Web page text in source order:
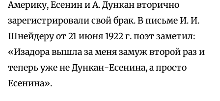
Америку, Есенин и А. Дункан вторично
зарегистрировали свой брак. В письме И. И.
Шнейдеру от 21 июня 1922 г. поэт заметил:
«Изадора вышла за меня замуж второй раз и
теперь уже не Дункан-Есенина, а просто
Есенина».